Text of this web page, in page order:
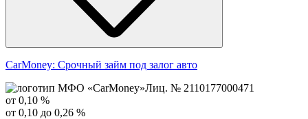
CarMoney: Срочный займ под залог авто
Лиц. № 2110177000471
от 0,10 %
от 0,10 до 0,26 %